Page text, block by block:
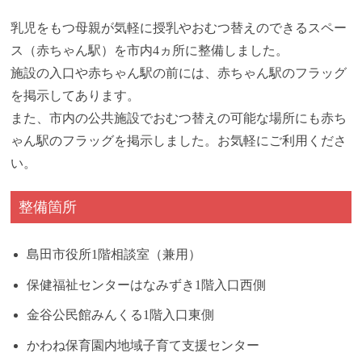
乳児をもつ母親が気軽に授乳やおむつ替えのできるスペー
ス（赤ちゃん駅）を市内4ヵ所に整備しました。
施設の入口や赤ちゃん駅の前には、赤ちゃん駅のフラッグ
を掲示してあります。
また、市内の公共施設でおむつ替えの可能な場所にも赤ち
ゃん駅のフラッグを掲示しました。お気軽にご利用くださ
い。
整備箇所
島田市役所1階相談室（兼用）
保健福祉センターはなみずき1階入口西側
金谷公民館みんくる1階入口東側
かわね保育園内地域子育て支援センター